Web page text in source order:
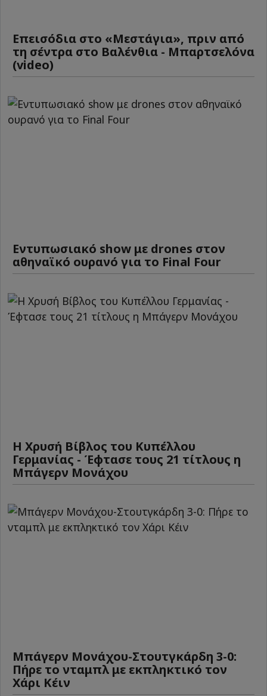
Επεισόδια στο «Μεστάγια», πριν από
τη σέντρα στο Βαλένθια - Μπαρτσελόνα
(video)
Εντυπωσιακό show με drones στον
αθηναϊκό ουρανό για το Final Four
Η Χρυσή Βίβλος του Κυπέλλου
Γερμανίας - Έφτασε τους 21 τίτλους η
Μπάγερν Μονάχου
Μπάγερν Μονάχου-Στουτγκάρδη 3-0:
Πήρε το νταμπλ με εκπληκτικό τον
Χάρι Κέιν